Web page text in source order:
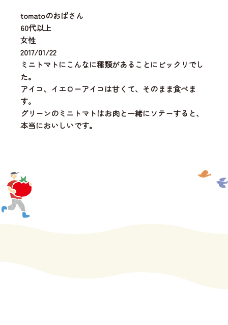
tomatoのおばさん
60代以上
女性
2017/01/22
ミニトマトにこんなに種類があることにビックリでし
た。
アイコ、イエローアイコは甘くて、そのまま食べま
す。
グリーンのミニトマトはお肉と一緒にソテーすると、
本当においしいです。